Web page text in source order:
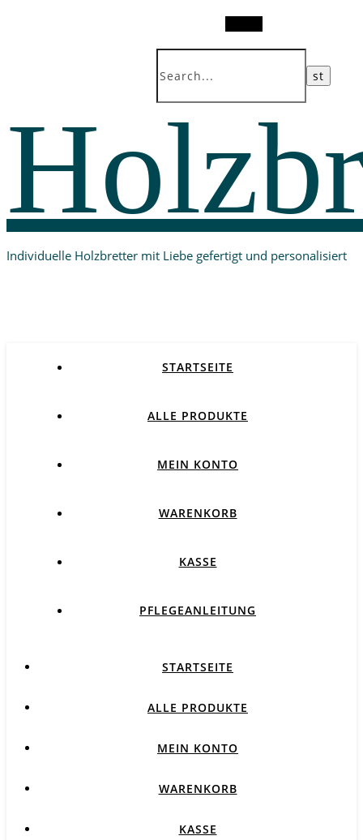
Individuelle Holzbretter mit Liebe gefertigt und personalisiert
STARTSEITE
ALLE PRODUKTE
MEIN KONTO
WARENKORB
KASSE
PFLEGEANLEITUNG
STARTSEITE
ALLE PRODUKTE
MEIN KONTO
WARENKORB
KASSE